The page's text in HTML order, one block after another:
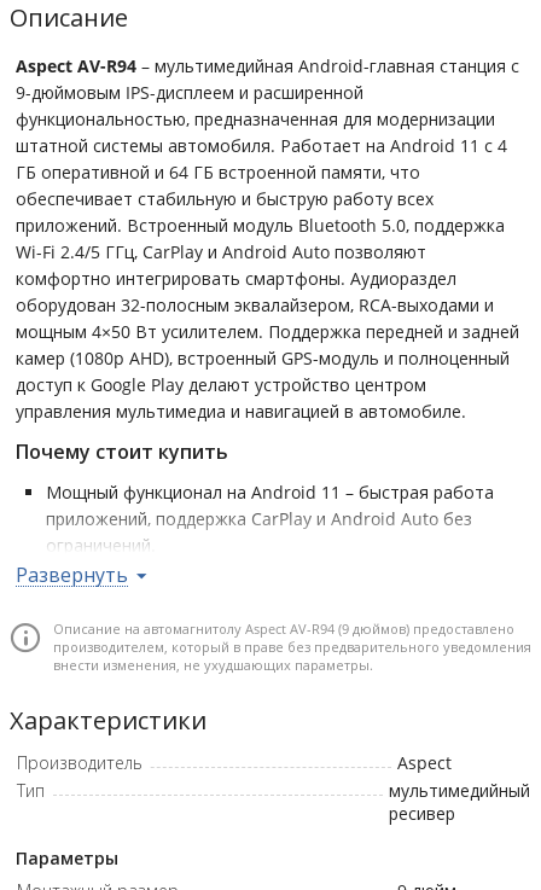
Описание
Aspect AV-R94 – мультимедийная Android-главная станция с
9-дюймовым IPS-дисплеем и расширенной
функциональностью, предназначенная для модернизации
штатной системы автомобиля. Работает на Android 11 с 4
ГБ оперативной и 64 ГБ встроенной памяти, что
обеспечивает стабильную и быструю работу всех
приложений. Встроенный модуль Bluetooth 5.0, поддержка
Wi-Fi 2.4/5 ГГц, CarPlay и Android Auto позволяют
комфортно интегрировать смартфоны. Аудиораздел
оборудован 32-полосным эквалайзером, RCA-выходами и
мощным 4×50 Вт усилителем. Поддержка передней и задней
камер (1080p AHD), встроенный GPS-модуль и полноценный
доступ к Google Play делают устройство центром
управления мультимедиа и навигацией в автомобиле.
Почему стоит купить
Мощный функционал на Android 11 – быстрая работа
приложений, поддержка CarPlay и Android Auto без
ограничений.
Высокое качество изображения – 9" IPS-дисплей с
Максимальная совместимость – поддержка камер AHD
1080p, фронтальных и тыловых, внешнего микрофона и
Расширенные аудионастройки – 32-полосный эквалайзер,
Стабильная связь и интернет – встроенные модули Wi-Fi
2.4/5 ГГц и Bluetooth 5.0 обеспечивают быстрый обмен
Развернуть
Описание на автомагнитолу Aspect AV-R94 (9 дюймов) предоставлено
производителем, который в праве без предварительного уведомления
внести изменения, не ухудшающих параметры.
Характеристики
Производитель
Aspect
Тип
мультимедийный
ресивер
Параметры